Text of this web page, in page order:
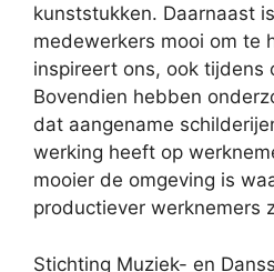
kunststukken. Daarnaast
medewerkers mooi om te
inspireert ons, ook tijdens
Bovendien hebben
dat aangename
werking heeft op
mooier de omgeving is
productiever werknemers
Stichting Muziek- en